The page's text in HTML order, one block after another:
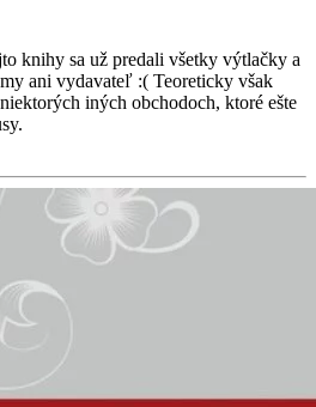
knihy sa už predali všetky výtlačky a
ani vydavateľ :( Teoreticky však
iných obchodoch, ktoré ešte